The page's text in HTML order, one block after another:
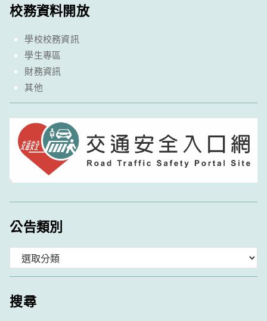
校務資料開放
學校校務資訊
學生專區
財務資訊
其他
公告類別
類
搜尋